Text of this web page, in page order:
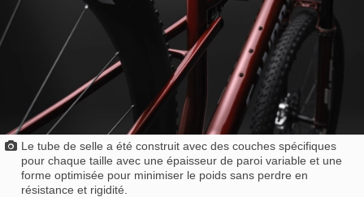
Le tube de selle a été construit avec des couches spécifiques
pour chaque taille avec une épaisseur de paroi variable et une
forme optimisée pour minimiser le poids sans perdre en
résistance et rigidité.